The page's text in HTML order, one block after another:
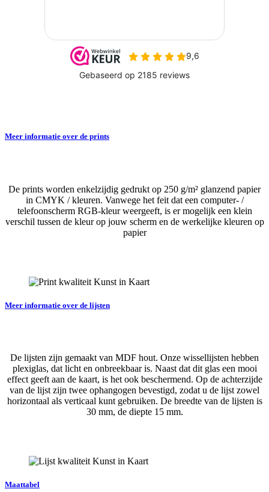
Meer informatie over de prints
De prints worden enkelzijdig gedrukt op 250 g/m² glanzend papier
in CMYK / kleuren. Vanwege het feit dat een computer- /
telefoonscherm RGB-kleur weergeeft, is er mogelijk een klein
verschil tussen de kleur op jouw scherm en de werkelijke kleuren op
papier
Meer informatie over de lijsten
De lijsten zijn gemaakt van MDF hout. Onze wissellijsten hebben
plexiglas, dat licht en onbreekbaar is. Naast dat dit glas een mooi
effect geeft aan de kaart, is het ook beschermend. Op de achterzijde
van de lijst zijn twee ophangogen bevestigd, zodat u de lijst zowel
horizontaal als verticaal kunt gebruiken. De breedte van de lijsten is
30 mm, de diepte 15 mm.
Maattabel